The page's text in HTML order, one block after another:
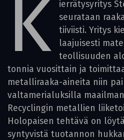
K
ierrätysyritys
seurataan
tiiviisti. Yritys
laajuisesti
teollisuuden
tonnia vuosittain ja
metalliraaka-aineita niin
valtamerialuksilla
Recyclingin metallien
Holopaisen tehtävä on
syntyvistä tuotannon